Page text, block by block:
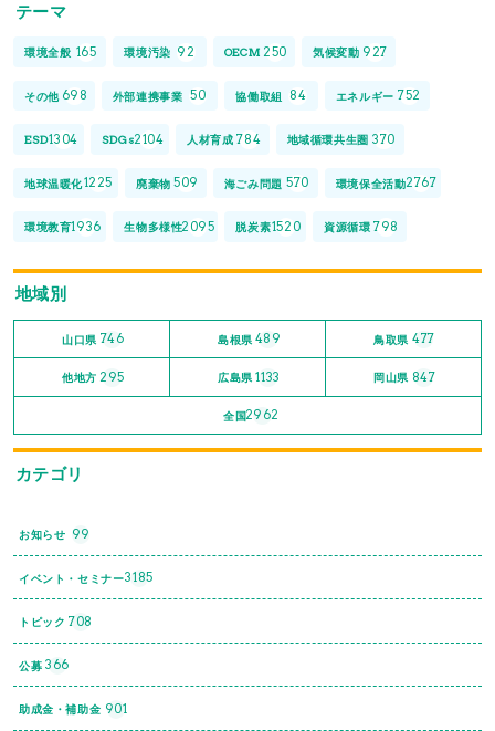
テーマ
環境全般 165 環境汚染 92 OECM 250 気候変動 927
その他 698 外部連携事業 50 協働取組 84 エネルギー 752
ESD1304 SDGs2104 人材育成 784 地域循環共生圏 370
地球温暖化1225 廃棄物 509 海ごみ問題 570 環境保全活動2767
環境教育1936 生物多様性2095 脱炭素1520 資源循環 798
地域別
山口県 746 島根県 489 鳥取県 477
他地方 295 広島県 1133 岡山県 847
全国2962
カテゴリ
お知らせ 99
イベント・セミナー3185
トピック 708
公募 366
助成金・補助金 901